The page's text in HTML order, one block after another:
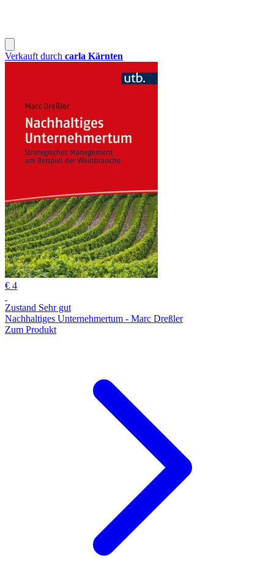
Verkauft durch carla Kärnten
€ 4
Zustand Sehr gut
Nachhaltiges Unternehmertum - Marc Dreßler
Zum Produkt